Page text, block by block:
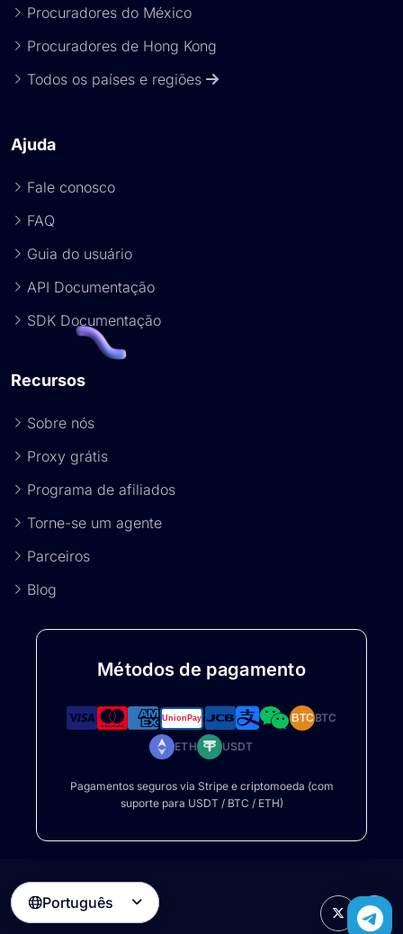
Procuradores do México
Procuradores de Hong Kong
Todos os países e regiões
Ajuda
Fale conosco
FAQ
Guia do usuário
API Documentação
SDK Documentação
Recursos
Sobre nós
Proxy grátis
Programa de afiliados
Torne-se um agente
Parceiros
Blog
Métodos de pagamento
BTCBTC
ETH USDT
Pagamentos seguros via Stripe e criptomoeda (com
suporte para USDT / BTC / ETH)
Português 